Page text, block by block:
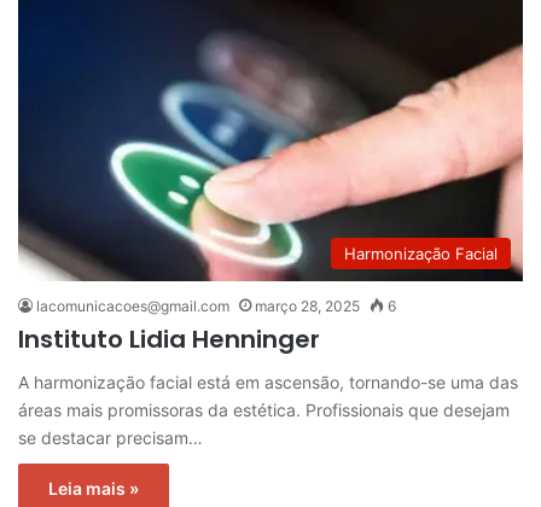
Harmonização Facial
lacomunicacoes@gmail.com março 28, 2025 6
Instituto Lidia Henninger
A harmonização facial está em ascensão, tornando-se uma das
áreas mais promissoras da estética. Profissionais que desejam
se destacar precisam…
Leia mais »